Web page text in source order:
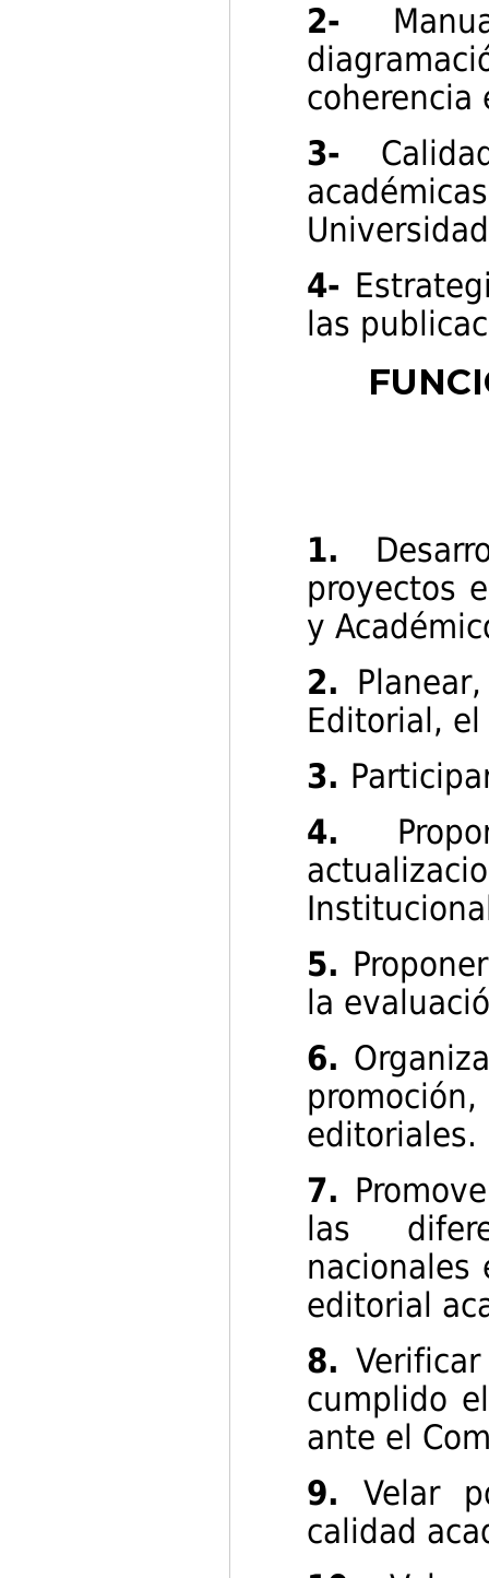
2-
coherencia
3-
4-
las
1.
proyectos
y
2.
Editorial,
3.
4.
5.
la
6.
editoriales.
7.
las
nacionales
editorial
8.
cumplido
ante el
9. Velar
calidad